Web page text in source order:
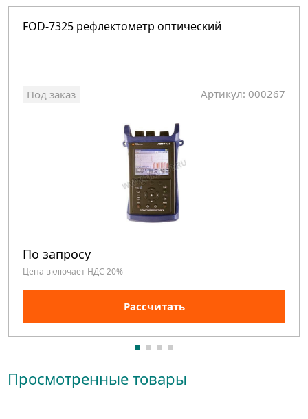
FOD-7325 рефлектометр оптический
Под заказ Артикул: 000267
По запросу
Цена включает НДС 20%
Рассчитать
Просмотренные товары